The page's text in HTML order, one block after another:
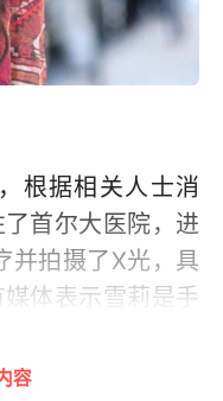
根据相关人士消
首尔大医院，进
并拍摄了X光，具
体表示雪莉是手
表示还在确认。
容